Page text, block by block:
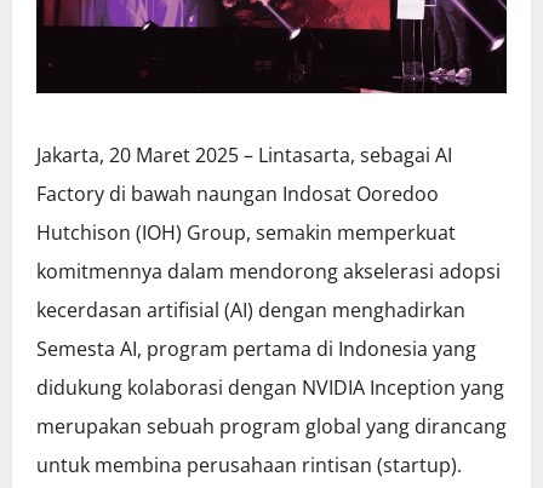
Jakarta, 20 Maret 2025 – Lintasarta, sebagai AI
Factory di bawah naungan Indosat Ooredoo
Hutchison (IOH) Group, semakin memperkuat
komitmennya dalam mendorong akselerasi adopsi
kecerdasan artifisial (AI) dengan menghadirkan
Semesta AI, program pertama di Indonesia yang
didukung kolaborasi dengan NVIDIA Inception yang
merupakan sebuah program global yang dirancang
untuk membina perusahaan rintisan (startup).